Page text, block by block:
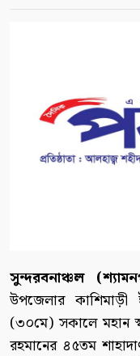
সুন্দরবনাঞ্চল
উপজেলার
(৩০মে) সকালে মহান
রহমানের ৪৫তম